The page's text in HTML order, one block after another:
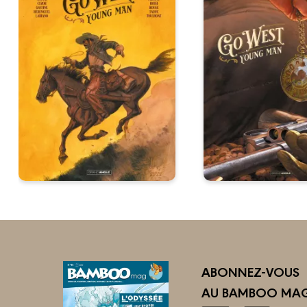
ABONNEZ-VOUS
AU BAMBOO